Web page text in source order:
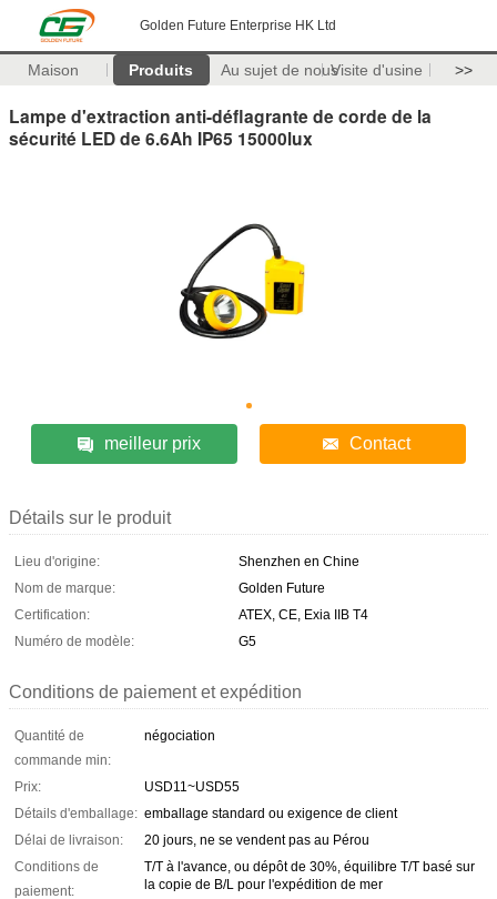
Golden Future Enterprise HK Ltd
Maison Produits Au sujet de nousVisite d'usine >>
Lampe d'extraction anti-déflagrante de corde de la
sécurité LED de 6.6Ah IP65 15000lux
meilleur prix Contact
Détails sur le produit
Lieu d'origine:
Shenzhen en Chine
Nom de marque:
Golden Future
Certification:
ATEX, CE, Exia IIB T4
Numéro de modèle:
G5
Conditions de paiement et expédition
Quantité de
commande min:
négociation
Prix:
USD11~USD55
Détails d'emballage: emballage standard ou exigence de client
Délai de livraison:
20 jours, ne se vendent pas au Pérou
Conditions de
paiement:
T/T à l'avance, ou dépôt de 30%, équilibre T/T basé sur
la copie de B/L pour l'expédition de mer